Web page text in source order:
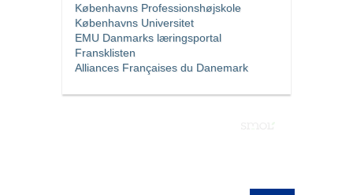
Københavns Professionshøjskole
Københavns Universitet
EMU Danmarks læringsportal
Fransklisten
Alliances Françaises du Danemark